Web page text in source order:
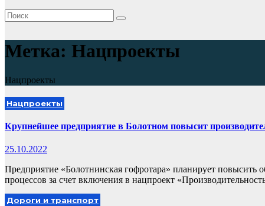
Метка: Нацпроекты
Нацпроекты
Нацпроекты
Крупнейшее предприятие в Болотном повысит
25.10.2022
Предприятие «Болотнинская гофротара» планирует
процессов за счет включения в нацпроект
Дороги и транспорт